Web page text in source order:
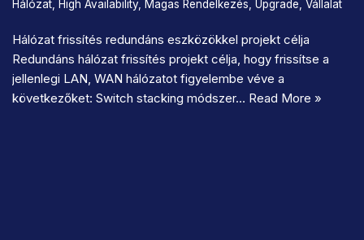
Hálózat
High Availability Magas Rendelkezés Upgrade Vállalat
Hálózat frissítés redundáns eszközökkel projekt célja
Redundáns hálózat frissítés projekt célja, hogy frissítse a
jellenlegi LAN, WAN hálózatot figyelembe véve a
következőket: Switch stacking módszer… Read More »